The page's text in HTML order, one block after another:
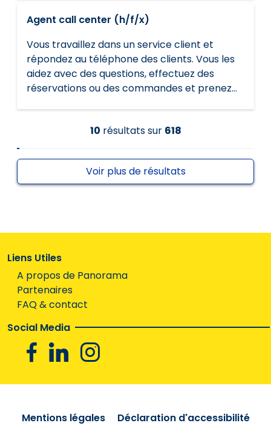
Agent call center (h/f/x)
Vous travaillez dans un service client et
répondez au téléphone des clients. Vous les
aidez avec des questions, effectuez des
réservations ou des commandes et prenez
10 résultatssur 618
Voir plus de résultats
Liens Utiles
A propos de Panorama
Partenaires
FAQ & contact
Social Media
FacebookLinkedin
Mentions légales Déclaration d'accessibilité